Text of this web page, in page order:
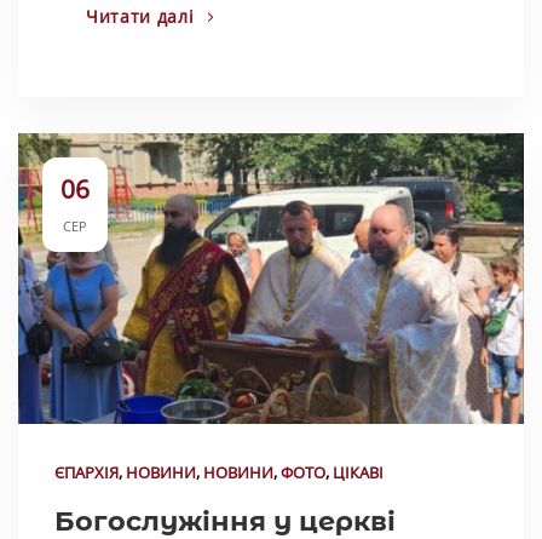
Читати далі
06
СЕР
ЄПАРХІЯ, НОВИНИ, НОВИНИ,ФОТО, ЦІКАВІ
Богослужіння у церкві